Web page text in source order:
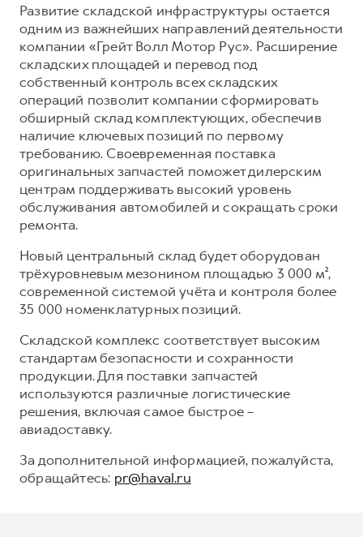
Развитие складской инфраструктуры остается
одним из важнейших направлений деятельности
компании «Грейт Волл Мотор Рус». Расширение
складских площадей и перевод под
собственный контроль всех складских
операций позволит компании сформировать
обширный склад комплектующих, обеспечив
наличие ключевых позиций по первому
требованию. Своевременная поставка
оригинальных запчастей поможет дилерским
центрам поддерживать высокий уровень
обслуживания автомобилей и сокращать сроки
ремонта.
Новый центральный склад будет оборудован
трёхуровневым мезонином площадью 3 000 м²,
современной системой учёта и контроля более
35 000 номенклатурных позиций.
Складской комплекс соответствует высоким
стандартам безопасности и сохранности
продукции. Для поставки запчастей
используются различные логистические
решения, включая самое быстрое –
авиадоставку.
За дополнительной информацией, пожалуйста,
обращайтесь: pr@haval.ru